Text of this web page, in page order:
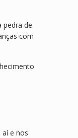
pedra de
com
e nos